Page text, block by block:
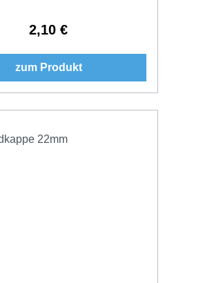
Regulärer Preis:
2,10 €
zum Produkt